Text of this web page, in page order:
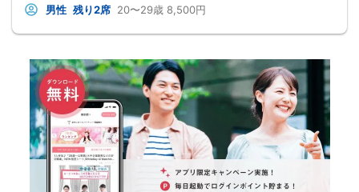
男性 残り2席 20〜29歳 8,500円